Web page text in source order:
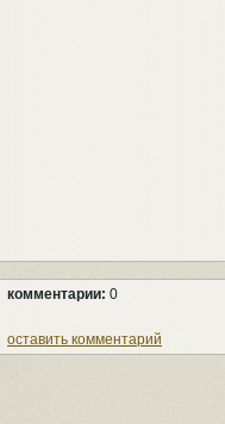
комментарии: 0
оставить комментарий